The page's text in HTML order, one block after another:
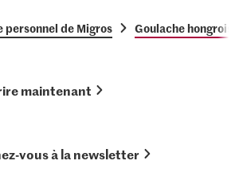
de Migros Goulache hongrois
maintenant
vous à la newsletter